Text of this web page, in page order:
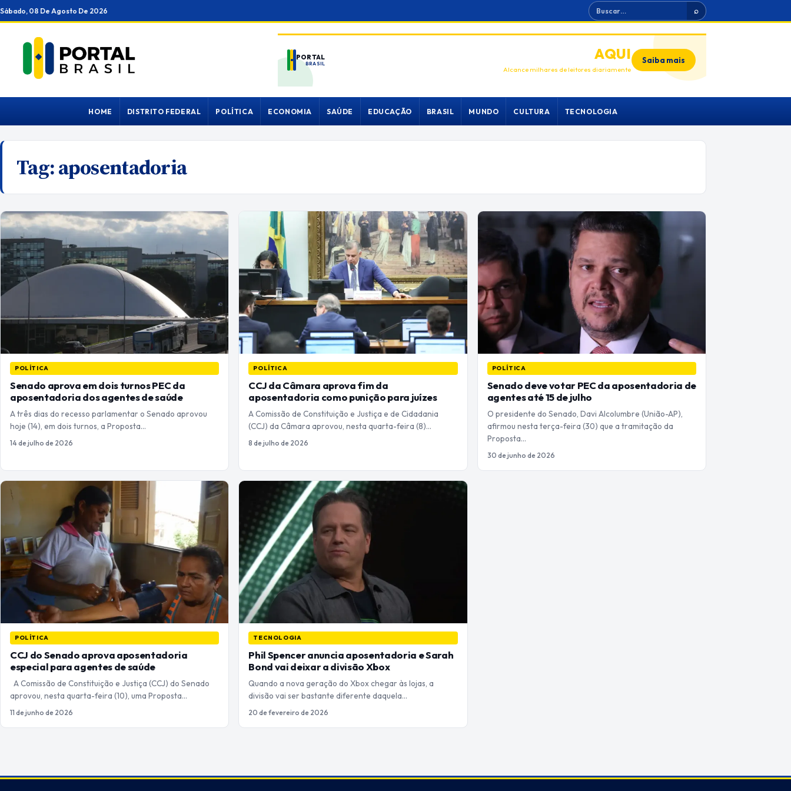
Ir
para
conteúdo
Sábado, 08 De Agosto De 2026 Buscar ⌕
PORTAL
BRASIL
ANUNCIEAQUI
Alcance milhares de leitores diariamente
Saiba mais
HOME DISTRITO FEDERAL POLÍTICA ECONOMIA SAÚDE EDUCAÇÃO BRASIL MUNDO CULTURA TECNOLOGIA
Tag:aposentadoria
POLÍTICA
Senado aprova em dois turnos PEC da
aposentadoria dos agentes de saúde
A três dias do recesso parlamentar o Senado aprovou
hoje (14), em dois turnos, a Proposta…
14 de julho de 2026
POLÍTICA
CCJ da Câmara aprova fim da
aposentadoria como punição para juízes
A Comissão de Constituição e Justiça e de Cidadania
(CCJ) da Câmara aprovou, nesta quarta-feira (8)…
8 de julho de 2026
POLÍTICA
Senado deve votar PEC da aposentadoria de
agentes até 15 de julho
O presidente do Senado, Davi Alcolumbre (União-AP),
afirmou nesta terça-feira (30) que a tramitação da
Proposta…
30 de junho de 2026
POLÍTICA
CCJ do Senado aprova aposentadoria
especial para agentes de saúde
A Comissão de Constituição e Justiça (CCJ) do Senado
aprovou, nesta quarta-feira (10), uma Proposta…
11 de junho de 2026
TECNOLOGIA
Phil Spencer anuncia aposentadoria e Sarah
Bond vai deixar a divisão Xbox
Quando a nova geração do Xbox chegar às lojas, a
divisão vai ser bastante diferente daquela…
20 de fevereiro de 2026